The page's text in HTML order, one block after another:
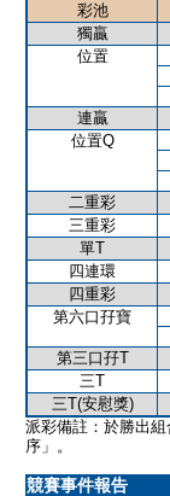
彩池
獨贏
位置
連贏
位置Q
二重彩
三重彩
單T
四連環
四重彩
第六口孖寶
第三口孖T
三T
三T(安慰獎)
派彩備註：於勝出
序」。
競賽事件報告